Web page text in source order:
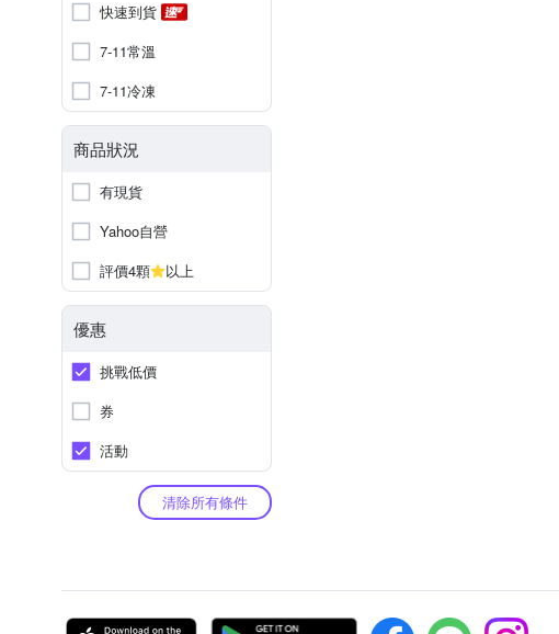
快速到貨
7-11常溫
7-11冷凍
商品狀況
有現貨
Yahoo自營
評價4顆
以上
優惠
挑戰低價
券
活動
清除所有條件